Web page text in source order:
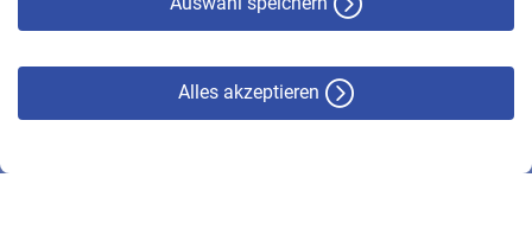
Alles akzeptieren
© VBL 2026